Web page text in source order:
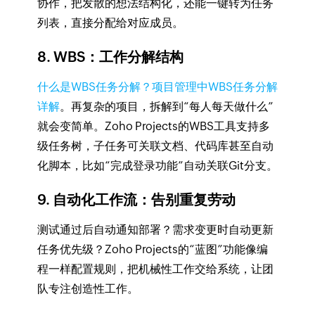
协作，把发散的想法结构化，还能一键转为任务
列表，直接分配给对应成员。
8. WBS：工作分解结构
什么是WBS任务分解？项目管理中WBS任务分解
详解。再复杂的项目，拆解到“每人每天做什么”
就会变简单。Zoho Projects的WBS工具支持多
级任务树，子任务可关联文档、代码库甚至自动
化脚本，比如“完成登录功能”自动关联Git分支。
9. 自动化工作流：告别重复劳动
测试通过后自动通知部署？需求变更时自动更新
任务优先级？Zoho Projects的“蓝图”功能像编
程一样配置规则，把机械性工作交给系统，让团
队专注创造性工作。